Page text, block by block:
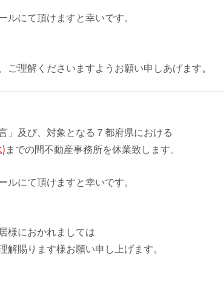
にて頂けますと幸いです。
理解くださいますようお願い申しあげます。
」及び、対象となる７都府県における
までの間不動産事務所を休業致します。
にて頂けますと幸いです。
様におかれましては
賜ります様お願い申し上げます。